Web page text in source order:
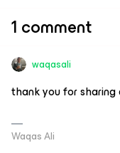
1 comment
waqasali
thank you for sharing
Waqas Ali